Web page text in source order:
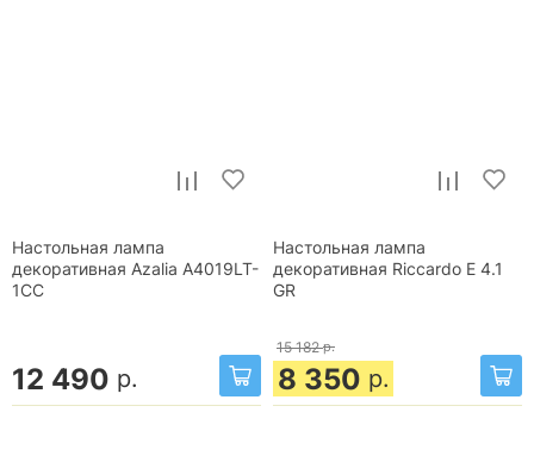
Настольная лампа
декоративная Azalia A4019LT-
1CC
12 490 р.
Настольная лампа
декоративная Riccardo E 4.1
GR
15 182 р.
8 350 р.